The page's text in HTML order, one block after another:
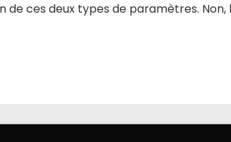
ces deux types de paramètres. Non,